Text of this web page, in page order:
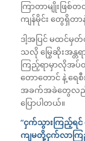
ကြာတာမျိုးဖြ
ကျန်မိုင်း တွေရှိတ
ဒါ့အပြင် မထင်မှ
သလို မြွေဆိုးအန္တ
ကြည့်ရာမှာလိုအပ်တဲ့
တောတောင် နဲ့ ရေ
အခက်အခဲတွေလည်
ပြောပါတယ်။
“ငှက်သွားကြည့်
ကျမတို့ငှက်လာက